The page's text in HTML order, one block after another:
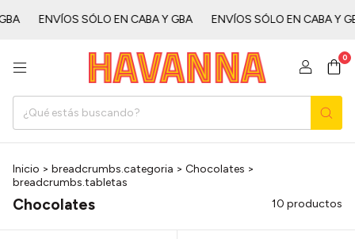
ㅤ ENVÍOS SÓLO EN CABA Y GBAㅤㅤㅤㅤㅤ ENVÍOS SÓLO EN CABA Y GBAㅤㅤㅤㅤㅤ
0
Inicio > breadcrumbs.categoria > Chocolates >
breadcrumbs.tabletas
Chocolates 10 productos